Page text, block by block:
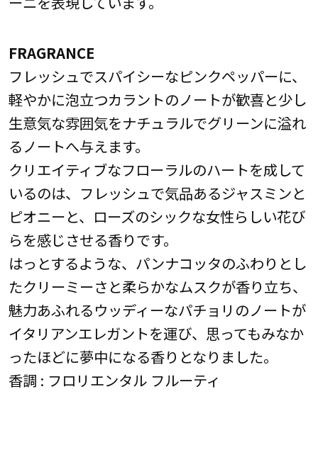
FRAGRANCE
フレッシュでスパイシーなピンクペッパーに、
軽やかに泡立つカラントのノートが歓喜と少し
生意気な雰囲気をナチュラルでグリーンに溢れ
るノートへ与えます。
クリエイティブなフローラルのハートを成して
いるのは、フレッシュで気品あるジャスミンと
ピオニーと、ローズのシックな女性らしい花び
らを感じさせる香りです。
はっとするような、パンナコッタのふわりとし
たクリーミーさと柔らかなムスクが香り立ち、
魅力あふれるウッディーなパチョリのノートが
イタリアンエレガントを運び、思ってもみなか
ったほどに夢中になる香りとなりました。
香調 : フロリエンタル フルーティ